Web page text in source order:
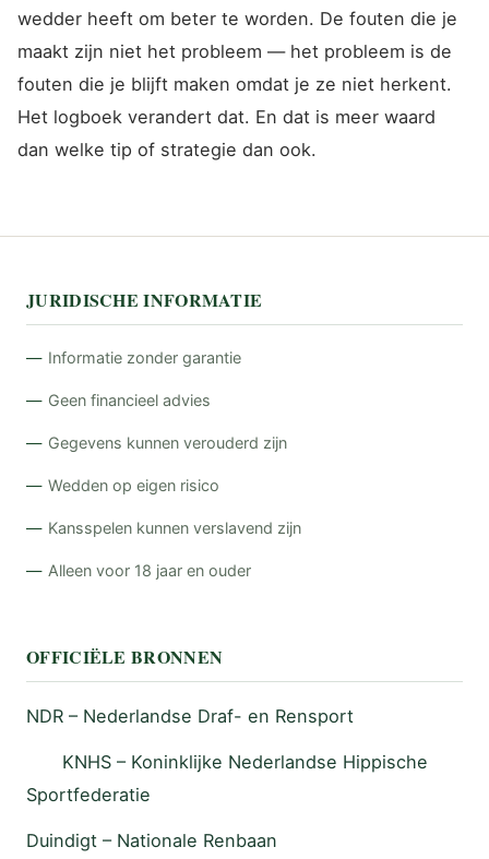
wedder heeft om beter te worden. De fouten die je
maakt zijn niet het probleem — het probleem is de
fouten die je blijft maken omdat je ze niet herkent.
Het logboek verandert dat. En dat is meer waard
dan welke tip of strategie dan ook.
JURIDISCHE INFORMATIE
Informatie zonder garantie
Geen financieel advies
Gegevens kunnen verouderd zijn
Wedden op eigen risico
Kansspelen kunnen verslavend zijn
Alleen voor 18 jaar en ouder
OFFICIËLE BRONNEN
NDR – Nederlandse Draf- en Rensport
KNHS – Koninklijke Nederlandse Hippische
Sportfederatie
Duindigt – Nationale Renbaan